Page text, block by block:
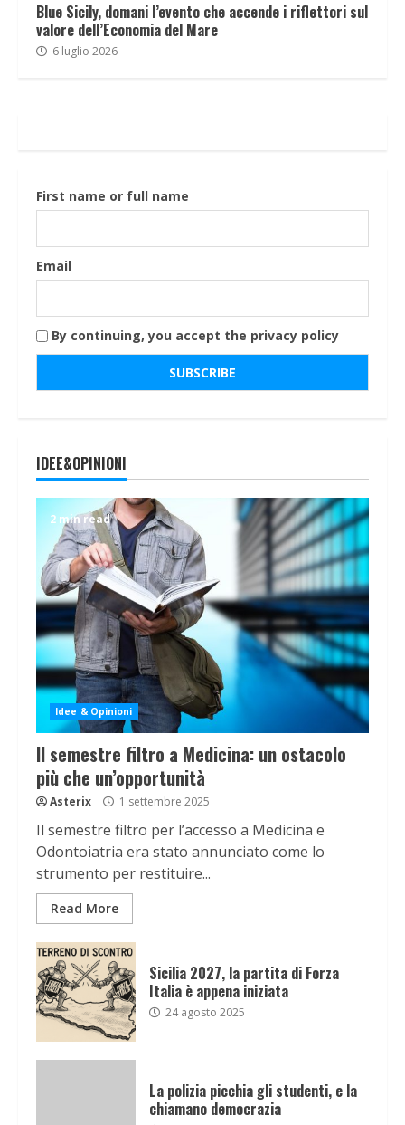
Blue Sicily, domani l’evento che accende i riflettori sul
valore dell’Economia del Mare
6 luglio 2026
First name or full name
Email
By continuing, you accept the privacy policy
IDEE&OPINIONI
2 min read
Idee & Opinioni
Il semestre filtro a Medicina: un ostacolo
più che un’opportunità
Asterix 1 settembre 2025
Il semestre filtro per l’accesso a Medicina e
Odontoiatria era stato annunciato come lo
strumento per restituire...
Read More
Sicilia 2027, la partita di Forza
Italia è appena iniziata
24 agosto 2025
La polizia picchia gli studenti, e la
chiamano democrazia